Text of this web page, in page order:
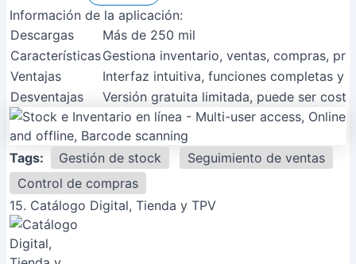
Información de la aplicación:
Descargas
Más de 250 mil
CaracterísticasGestiona inventario, ventas, compras,
Ventajas
Interfaz intuitiva, funciones completas y
Desventajas
Versión gratuita limitada, puede ser
Tags: Gestión de stock
Seguimiento de ventas
Control de compras
15. Catálogo Digital, Tienda y TPV